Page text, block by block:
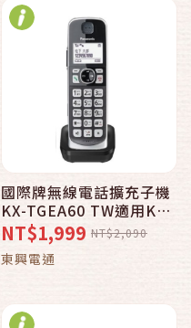
國際牌無線電話擴充子機
KX-TGEA60 TW適用KX-
TGE610/KX-
TGE612/KX-TGE613等
DECT訊號無線電話
NT$1,999 NT$2,090
東興電通